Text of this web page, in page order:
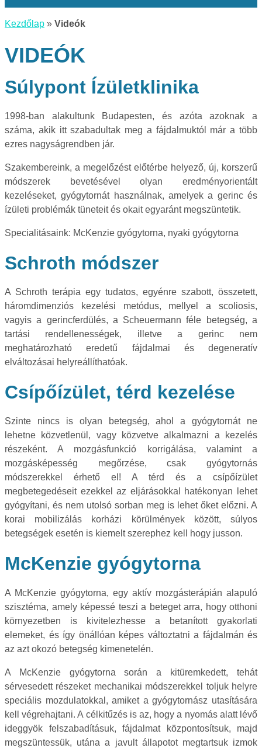
Kezdőlap » Videók
VIDEÓK
Súlypont Ízületklinika
1998-ban alakultunk Budapesten, és azóta azoknak a
száma, akik itt szabadultak meg a fájdalmuktól már a több
ezres nagyságrendben jár.
Szakembereink, a megelőzést előtérbe helyező, új, korszerű
módszerek bevetésével olyan eredményorientált
kezeléseket, gyógytornát használnak, amelyek a gerinc és
ízületi problémák tüneteit és okait egyaránt megszüntetik.
Specialitásaink: McKenzie gyógytorna, nyaki gyógytorna
Schroth módszer
A Schroth terápia egy tudatos, egyénre szabott, összetett,
háromdimenziós kezelési metódus, mellyel a scoliosis,
vagyis a gerincferdülés, a Scheuermann féle betegség, a
tartási rendellenességek, illetve a gerinc nem
meghatározható eredetű fájdalmai és degeneratív
elváltozásai helyreállíthatóak.
Csípőízület, térd kezelése
Szinte nincs is olyan betegség, ahol a gyógytornát ne
lehetne közvetlenül, vagy közvetve alkalmazni a kezelés
részeként. A mozgásfunkció korrigálása, valamint a
mozgásképesség megőrzése, csak gyógytornás
módszerekkel érhető el! A térd és a csípőízület
megbetegedéseit ezekkel az eljárásokkal hatékonyan lehet
gyógyítani, és nem utolsó sorban meg is lehet őket előzni. A
korai mobilizálás korházi körülmények között, súlyos
betegségek esetén is kiemelt szerephez kell hogy jusson.
McKenzie gyógytorna
A McKenzie gyógytorna, egy aktív mozgásterápián alapuló
szisztéma, amely képessé teszi a beteget arra, hogy otthoni
környezetben is kivitelezhesse a betanított gyakorlati
elemeket, és így önállóan képes változtatni a fájdalmán és
az azt okozó betegség kimenetelén.
A McKenzie gyógytorna során a kitüremkedett, tehát
sérvesedett részeket mechanikai módszerekkel toljuk helyre
speciális mozdulatokkal, amiket a gyógytornász utasítására
kell végrehajtani. A célkitűzés is az, hogy a nyomás alatt lévő
ideggyök felszabadításuk, fájdalmat központosítsuk, majd
megszüntessük, utána a javult állapotot megtartsuk izmok